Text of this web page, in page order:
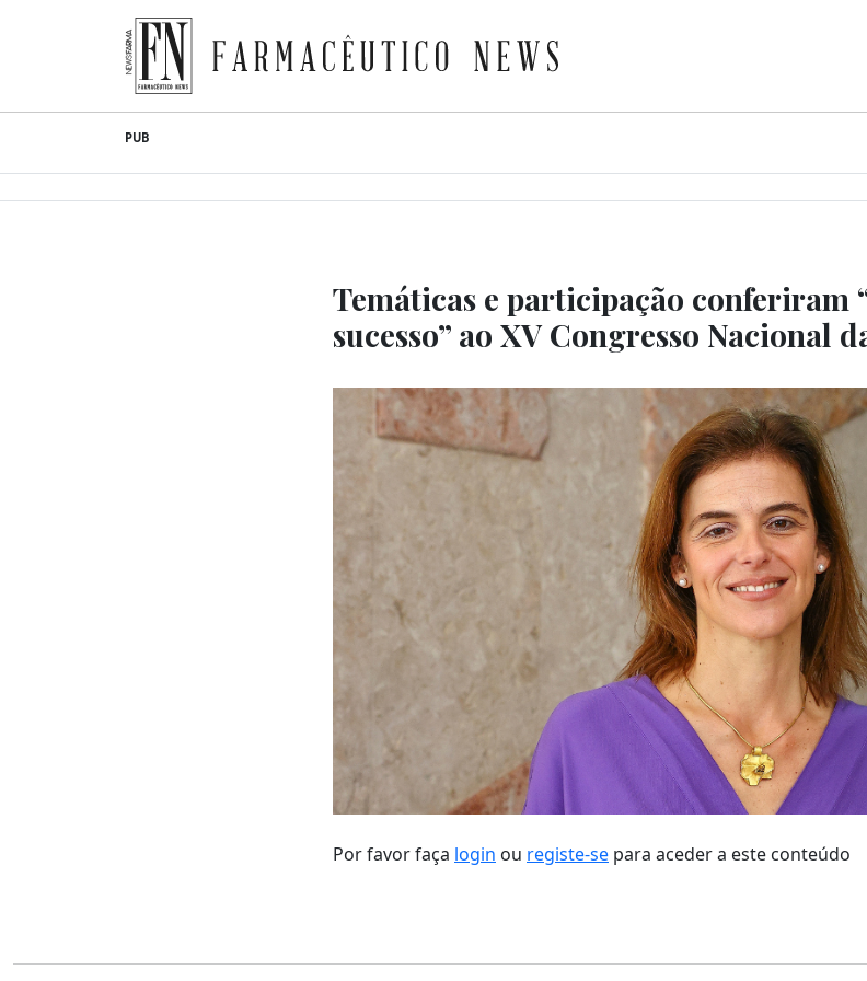
content
Farmacêutico News
PUB
Temáticas e participação conferiram
sucesso” ao XV Congresso Nacional
Por favor faça login ou registe-se para aceder a este conteúdo